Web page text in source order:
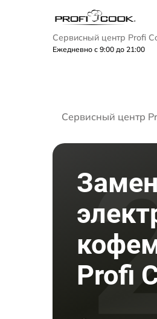
Сервисный центр Profi
Ежедневно с 9:00 до 21:00
Сервисный центр
Profi